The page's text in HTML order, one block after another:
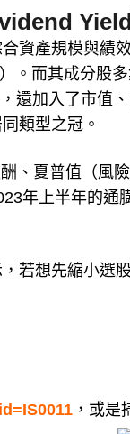
Yield
資產規模與績
。而其成分股
還加入了市值
類型之冠。
、夏普值（風
年上半年的通
若想先縮小選
，或是